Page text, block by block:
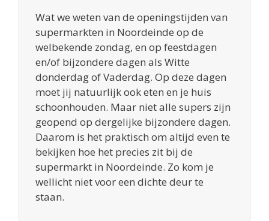
Wat we weten van de openingstijden van
supermarkten in Noordeinde op de
welbekende zondag, en op feestdagen
en/of bijzondere dagen als Witte
donderdag of Vaderdag. Op deze dagen
moet jij natuurlijk ook eten en je huis
schoonhouden. Maar niet alle supers zijn
geopend op dergelijke bijzondere dagen.
Daarom is het praktisch om altijd even te
bekijken hoe het precies zit bij de
supermarkt in Noordeinde. Zo kom je
wellicht niet voor een dichte deur te
staan.